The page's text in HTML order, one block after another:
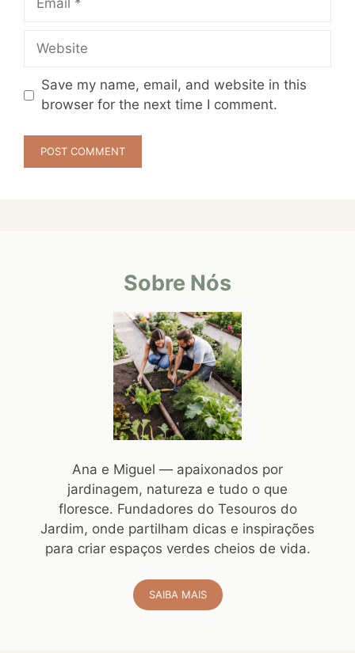
Website
Save my name, email, and website in this
browser for the next time I comment.
Sobre Nós
Ana e Miguel — apaixonados por
jardinagem, natureza e tudo o que
floresce. Fundadores do Tesouros do
Jardim, onde partilham dicas e inspirações
para criar espaços verdes cheios de vida.
SAIBA MAIS